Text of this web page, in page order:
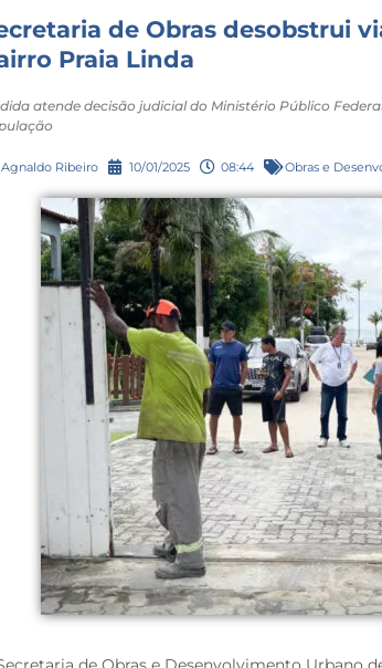
de Obras desobstrui
Praia Linda
atende decisão judicial do Ministério Público
Agnaldo Ribeiro 10/01/2025 08:44 Obras e